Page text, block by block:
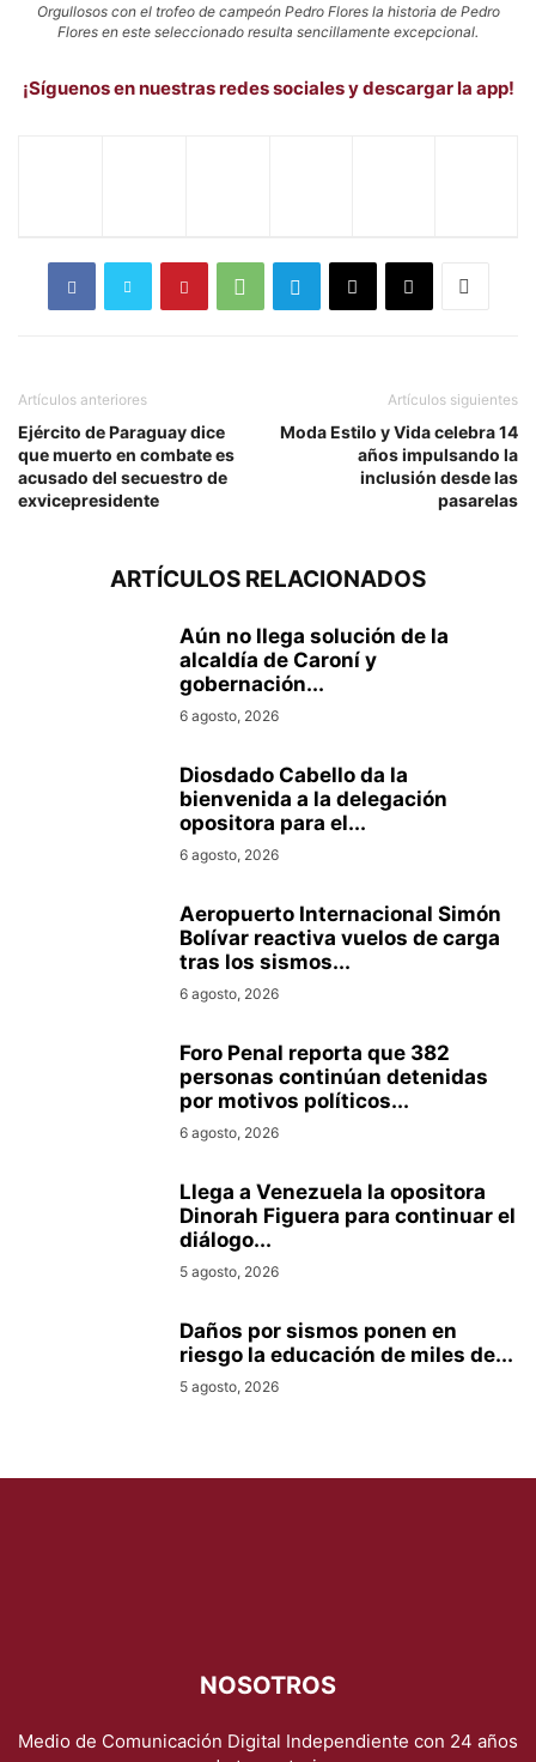
Orgullosos con el trofeo de campeón Pedro Flores la historia de Pedro
Flores en este seleccionado resulta sencillamente excepcional.
¡Síguenos en nuestras redes sociales y descargar la app!
Artículos anteriores
Ejército de Paraguay dice
que muerto en combate es
acusado del secuestro de
exvicepresidente
Artículos siguientes
Moda Estilo y Vida celebra 14
años impulsando la
inclusión desde las
pasarelas
ARTÍCULOS RELACIONADOS
Aún no llega solución de la
alcaldía de Caroní y
gobernación...
6 agosto, 2026
Diosdado Cabello da la
bienvenida a la delegación
opositora para el...
6 agosto, 2026
Aeropuerto Internacional Simón
Bolívar reactiva vuelos de carga
tras los sismos...
6 agosto, 2026
Foro Penal reporta que 382
personas continúan detenidas
por motivos políticos...
6 agosto, 2026
Llega a Venezuela la opositora
Dinorah Figuera para continuar el
diálogo...
5 agosto, 2026
Daños por sismos ponen en
riesgo la educación de miles de...
5 agosto, 2026
NOSOTROS
Medio de Comunicación Digital Independiente con 24 años